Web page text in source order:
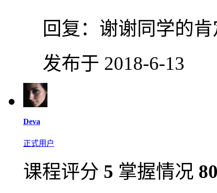
回复： 谢谢同学的
发布于 2018-6-13
Deva
正式用户
课程评分 5 掌握情况